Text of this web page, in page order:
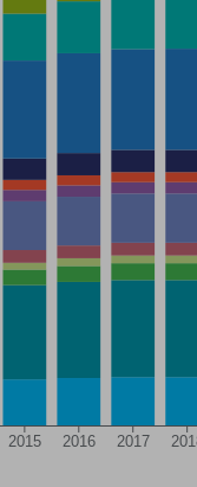
2015 2016 2017